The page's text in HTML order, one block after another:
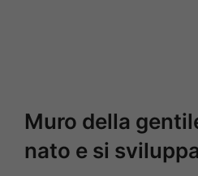
Muro della
nato e si